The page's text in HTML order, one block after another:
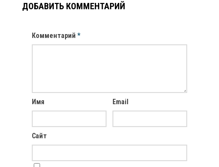
ДОБАВИТЬ КОММЕНТАРИЙ
Комментарий *
Имя Email
Сайт